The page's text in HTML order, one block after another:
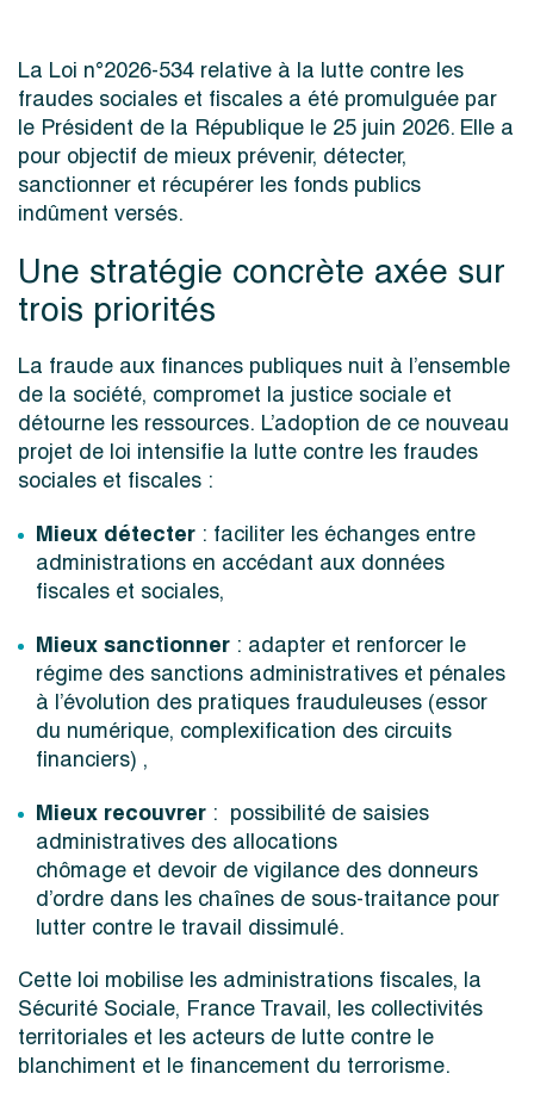
La Loi n°2026-534 relative à la lutte contre les
fraudes sociales et fiscales a été promulguée par
le Président de la République le 25juin 2026. Elle a
pour objectif de mieux prévenir, détecter,
sanctionner et récupérer les fonds publics
indûment versés.
Une stratégie concrète axée sur
trois priorités
La fraude aux finances publiques nuit à l’ensemble
de la société, compromet la justice sociale et
détourne les ressources. L’adoption de ce nouveau
projet de loi intensifie la lutte contre les fraudes
sociales et fiscales :
Mieux détecter : faciliter les échanges entre
administrations en accédant aux données
fiscales et sociales,
Mieux sanctionner : adapter et renforcer le
régime des sanctions administratives et pénales
à l’évolution des pratiques frauduleuses (essor
du numérique, complexification des circuits
financiers) ,
Mieux recouvrer : possibilité de saisies
administratives des allocations
chômage et devoir de vigilance des donneurs
d’ordre dans les chaînes de sous-traitance pour
lutter contre le travail dissimulé.
Cette loi mobilise les administrations fiscales, la
Sécurité Sociale, France Travail, les collectivités
territoriales et les acteurs de lutte contre le
blanchiment et le financement du terrorisme.